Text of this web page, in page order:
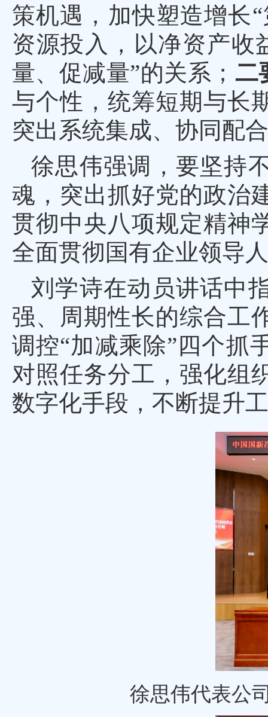
策机遇，加快塑造增长
资源投入，以净资产收
量、促减量”的关系； 二
与个性，统筹短期与长
突出系统集成、协同配
徐思伟强调，要坚持
魂，突出抓好党的政治
贯彻中央八项规定精神
全面贯彻国有企业领导
刘学诗在动员讲话中
强、周期性长的综合工
调控“加减乘除”四个抓
对照任务分工，强化组
数字化手段，不断提升
徐思伟代表公